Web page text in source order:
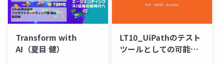
Transform with
AI（夏目 健）
LT10_UiPathのテスト
ツールとしての可能性